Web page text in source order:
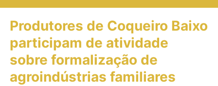
Produtores de Coqueiro Baixo
participam de atividade
sobre formalização de
agroindústrias familiares